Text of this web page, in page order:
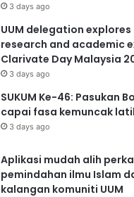
3 days ago
UUM delegation
research and academic
Clarivate Day Malaysia
3 days ago
SUKUM Ke-46: Pasukan
capai fasa kemuncak
3 days ago
Aplikasi mudah alih
pemindahan ilmu Islam
kalangan komuniti UUM